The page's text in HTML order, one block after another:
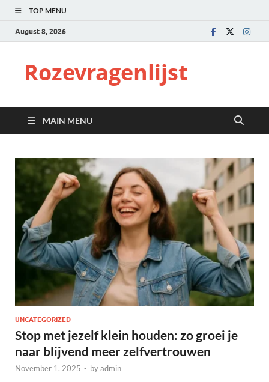
TOP MENU
August 8, 2026
Rozevragenlijst
MAIN MENU
UNCATEGORIZED
Stop met jezelf klein houden: zo groei je
naar blijvend meer zelfvertrouwen
November 1, 2025 - byadmin